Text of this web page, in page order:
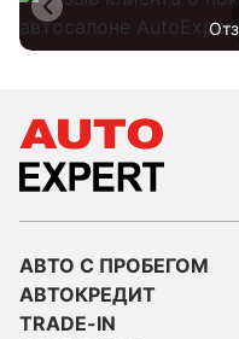
АВТО С ПРОБЕГОМ
АВТОКРЕДИТ
TRADE-IN